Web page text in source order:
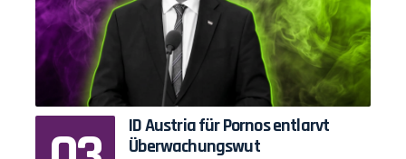
ID Austria für Pornos entlarvt
Überwachungswut